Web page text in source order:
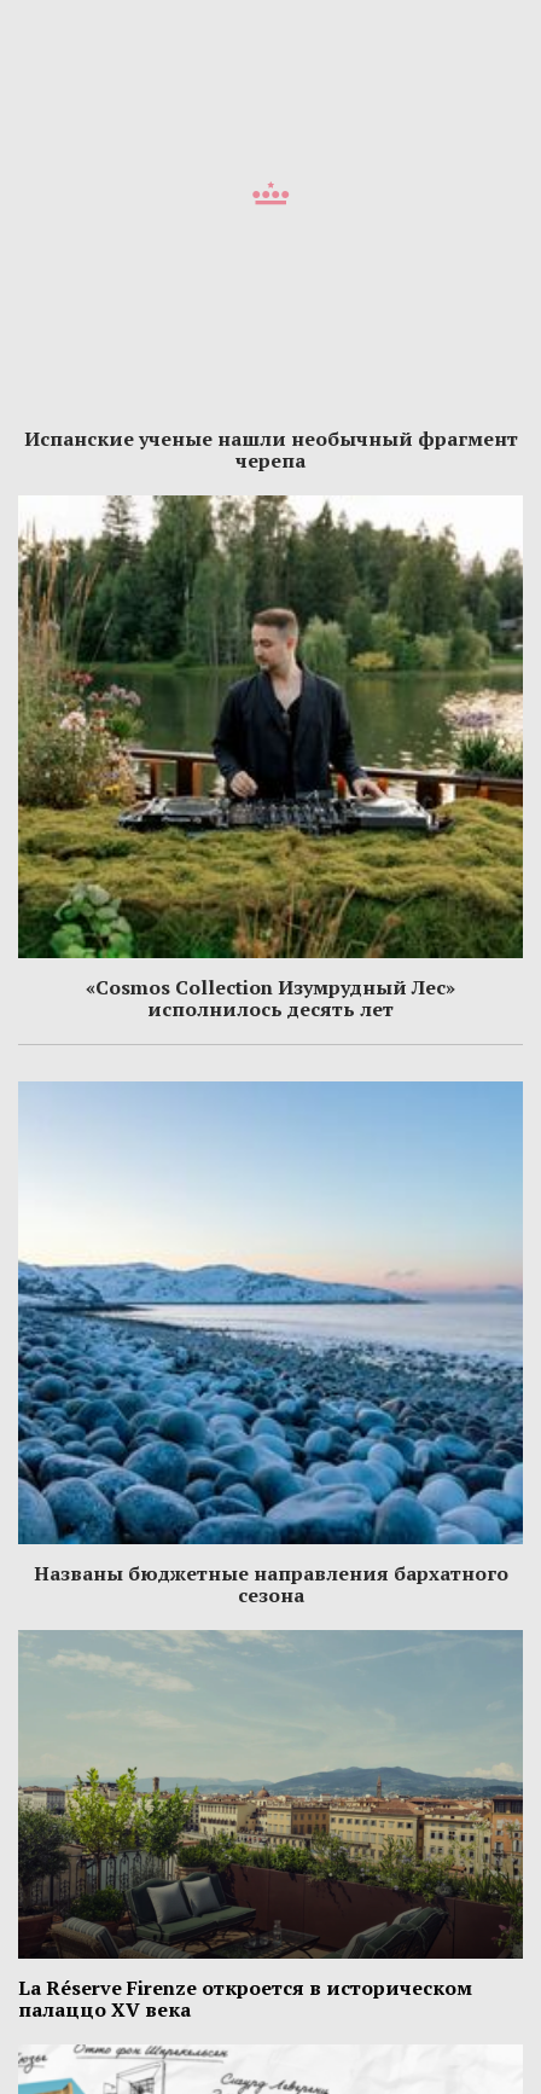
Испанские ученые нашли необычный фрагмент
черепа
«Cosmos Collection Изумрудный Лес»
исполнилось десять лет
Названы бюджетные направления бархатного
сезона
La Réserve Firenze откроется в историческом
палаццо XV века